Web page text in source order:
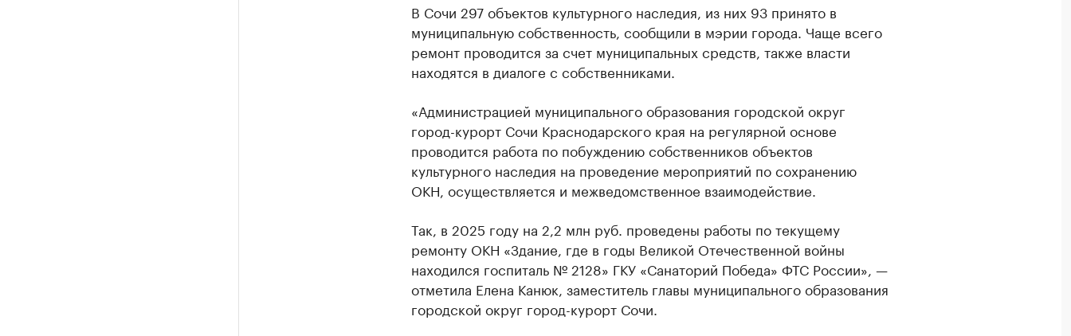
В Сочи 297 объектов культурного наследия, из них 93 принято в
муниципальную собственность, сообщили в мэрии города. Чаще всего
ремонт проводится за счет муниципальных средств, также власти
находятся в диалоге с собственниками.
«Администрацией муниципального образования городской округ
город-курорт Сочи Краснодарского края на регулярной основе
проводится работа по побуждению собственников объектов
культурного наследия на проведение мероприятий по сохранению
ОКН, осуществляется и межведомственное взаимодействие.
Так, в 2025 году на 2,2 млн руб. проведены работы по текущему
ремонту ОКН «Здание, где в годы Великой Отечественной войны
находился госпиталь № 2128» ГКУ «Санаторий Победа» ФТС России», —
отметила Елена Канюк, заместитель главы муниципального образования
городской округ город-курорт Сочи.